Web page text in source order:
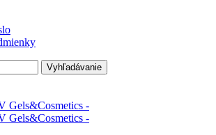
Vyhľadávanie